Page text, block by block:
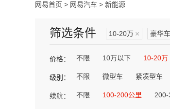
网易首页 > 网易汽车 > 新能源
筛选条件 10-20万 × 豪华车
价格： 不限 10万以下 10-20万
级别： 不限 微型车 紧凑型车
续航： 不限 100-200公里 200-